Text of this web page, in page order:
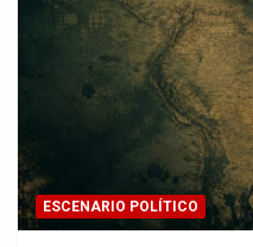
ESCENARIO POLÍTICO